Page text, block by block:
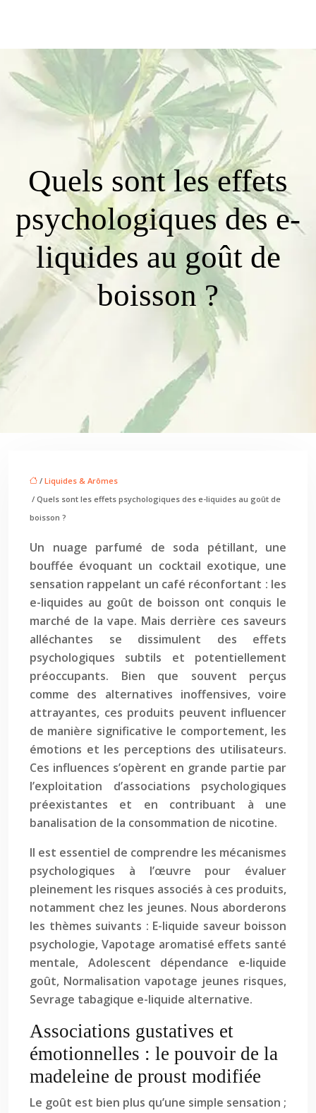
Quels sont les effets
psychologiques des e-
liquides au goût de
boisson ?
/ Liquides & Arômes
/ Quels sont les effets psychologiques des e-liquides au goût de
boisson ?
Un nuage parfumé de soda pétillant, une
bouffée évoquant un cocktail exotique, une
sensation rappelant un café réconfortant : les
e-liquides au goût de boisson ont conquis le
marché de la vape. Mais derrière ces saveurs
alléchantes se dissimulent des effets
psychologiques subtils et potentiellement
préoccupants. Bien que souvent perçus
comme des alternatives inoffensives, voire
attrayantes, ces produits peuvent influencer
de manière significative le comportement, les
émotions et les perceptions des utilisateurs.
Ces influences s’opèrent en grande partie par
l’exploitation d’associations psychologiques
préexistantes et en contribuant à une
banalisation de la consommation de nicotine.
Il est essentiel de comprendre les mécanismes
psychologiques à l’œuvre pour évaluer
pleinement les risques associés à ces produits,
notamment chez les jeunes. Nous aborderons
les thèmes suivants : E-liquide saveur boisson
psychologie, Vapotage aromatisé effets santé
mentale, Adolescent dépendance e-liquide
goût, Normalisation vapotage jeunes risques,
Sevrage tabagique e-liquide alternative.
Associations gustatives et
émotionnelles : le pouvoir de la
madeleine de proust modifiée
Le goût est bien plus qu’une simple sensation ;